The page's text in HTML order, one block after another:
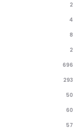
2
4
8
2
696
293
50
60
57